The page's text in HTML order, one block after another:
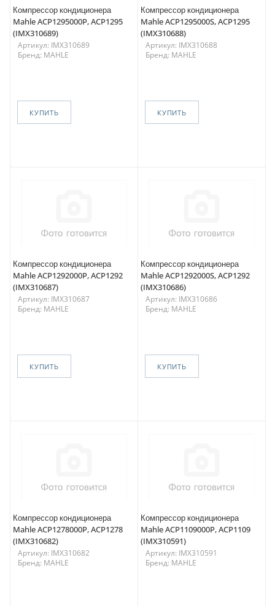
Компрессор кондиционера
Mahle ACP1295000P, ACP1295
(IMX310689)
Артикул: IMX310689
Бренд: MAHLE
КУПИТЬ
Компрессор кондиционера
Mahle ACP1295000S, ACP1295
(IMX310688)
Артикул: IMX310688
Бренд: MAHLE
КУПИТЬ
Компрессор кондиционера
Mahle ACP1292000P, ACP1292
(IMX310687)
Артикул: IMX310687
Бренд: MAHLE
КУПИТЬ
Компрессор кондиционера
Mahle ACP1292000S, ACP1292
(IMX310686)
Артикул: IMX310686
Бренд: MAHLE
КУПИТЬ
Компрессор кондиционера
Mahle ACP1278000P, ACP1278
(IMX310682)
Артикул: IMX310682
Бренд: MAHLE
Компрессор кондиционера
Mahle ACP1109000P, ACP1109
(IMX310591)
Артикул: IMX310591
Бренд: MAHLE